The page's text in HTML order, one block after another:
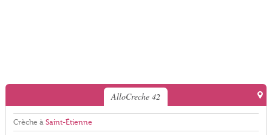
AlloCreche 42
Crèche à Saint-Étienne